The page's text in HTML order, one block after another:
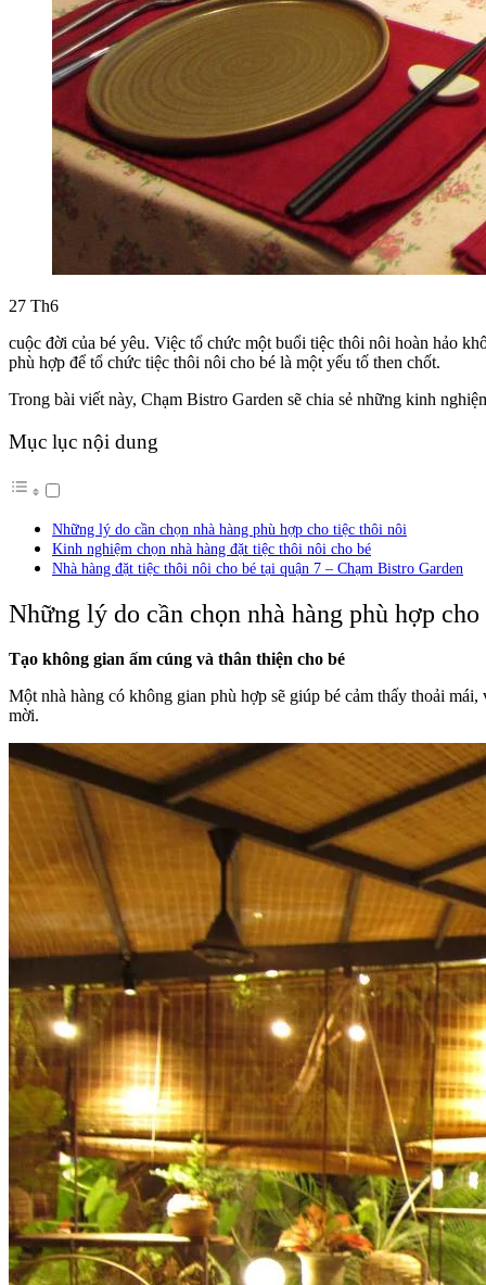
27 Th6
cuộc đời của bé yêu. Việc tổ chức một buổi tiệc thôi nôi hoàn hảo
phù hợp để tổ chức tiệc thôi nôi cho bé là một yếu tố then chốt.
Trong bài viết này, Chạm Bistro Garden sẽ chia sẻ những kinh
Mục lục nội dung
Những lý do cần chọn nhà hàng phù hợp cho tiệc thôi nôi
Kinh nghiệm chọn nhà hàng đặt tiệc thôi nôi cho bé
Nhà hàng đặt tiệc thôi nôi cho bé tại quận 7 – Chạm Bistro Garden
Những lý do cần chọn nhà hàng phù hợp
Tạo không gian ấm cúng và thân thiện cho bé
Một nhà hàng có không gian phù hợp sẽ giúp bé cảm thấy thoải
mời.